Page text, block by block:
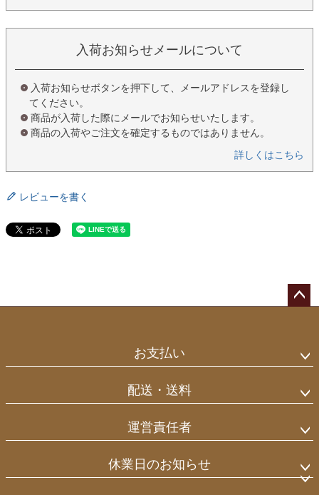
入荷お知らせメールについて
入荷お知らせボタンを押下して、メールアドレスを登録し
てください。
商品が入荷した際にメールでお知らせいたします。
商品の入荷やご注文を確定するものではありません。
詳しくはこちら
レビューを書く
お支払い
配送・送料
運営責任者
休業日のお知らせ